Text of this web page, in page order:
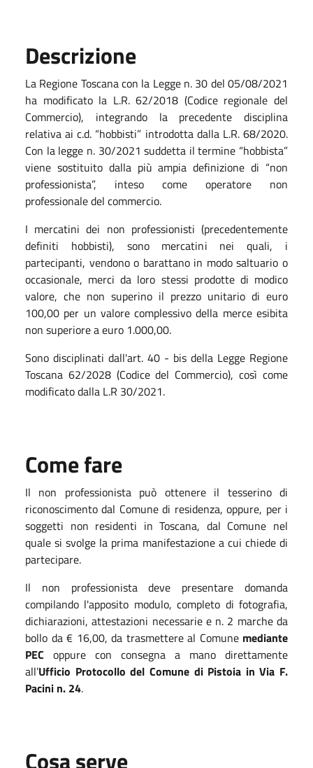
Descrizione
La Regione Toscana con la Legge n. 30 del 05/08/2021
ha modificato la L.R. 62/2018 (Codice regionale del
Commercio), integrando la precedente disciplina
relativa ai c.d. “hobbisti” introdotta dalla L.R. 68/2020.
Con la legge n. 30/2021 suddetta il termine “hobbista”
viene sostituito dalla più ampia definizione di “non
professionista”, inteso come operatore non
professionale del commercio.
I mercatini dei non professionisti (precedentemente
definiti hobbisti), sono mercatini nei quali, i
partecipanti, vendono o barattano in modo saltuario o
occasionale, merci da loro stessi prodotte di modico
valore, che non superino il prezzo unitario di euro
100,00 per un valore complessivo della merce esibita
non superiore a euro 1.000,00.
Sono disciplinati dall'art. 40 - bis della Legge Regione
Toscana 62/2028 (Codice del Commercio), così come
modificato dalla L.R 30/2021.
Come fare
Il non professionista può ottenere il tesserino di
riconoscimento dal Comune di residenza, oppure, per i
soggetti non residenti in Toscana, dal Comune nel
quale si svolge la prima manifestazione a cui chiede di
partecipare.
Il non professionista deve presentare domanda
compilando l'apposito modulo, completo di fotografia,
dichiarazioni, attestazioni necessarie e n. 2 marche da
bollo da € 16,00, da trasmettere al Comune mediante
PEC oppure con consegna a mano direttamente
all’Ufficio Protocollo del Comune di Pistoia in Via F.
Pacini n. 24.
Cosa serve